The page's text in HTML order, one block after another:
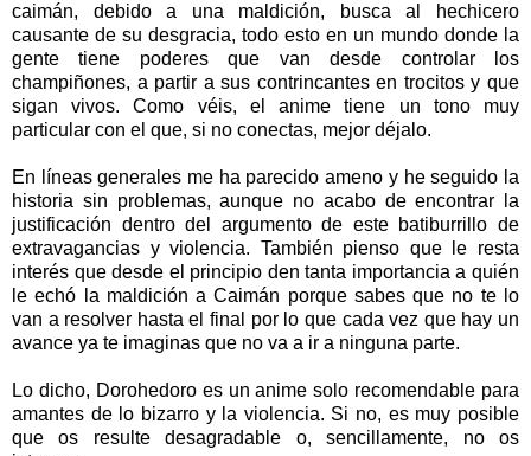
caimán, debido a una maldición, busca al hechicero
causante de su desgracia, todo esto en un mundo donde la
gente tiene poderes que van desde controlar los
champiñones, a partir a sus contrincantes en trocitos y que
sigan vivos. Como véis, el anime tiene un tono muy
particular con el que, si no conectas, mejor déjalo.
En líneas generales me ha parecido ameno y he seguido la
historia sin problemas, aunque no acabo de encontrar la
justificación dentro del argumento de este batiburrillo de
extravagancias y violencia. También pienso que le resta
interés que desde el principio den tanta importancia a quién
le echó la maldición a Caimán porque sabes que no te lo
van a resolver hasta el final por lo que cada vez que hay un
avance ya te imaginas que no va a ir a ninguna parte.
Lo dicho, Dorohedoro es un anime solo recomendable para
amantes de lo bizarro y la violencia. Si no, es muy posible
que os resulte desagradable o, sencillamente, no os